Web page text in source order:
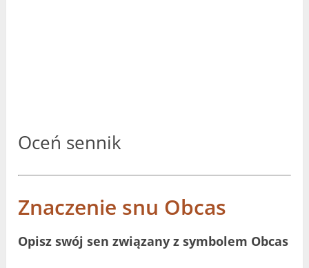
Oceń sennik
Znaczenie snu Obcas
Opisz swój sen związany z symbolem Obcas